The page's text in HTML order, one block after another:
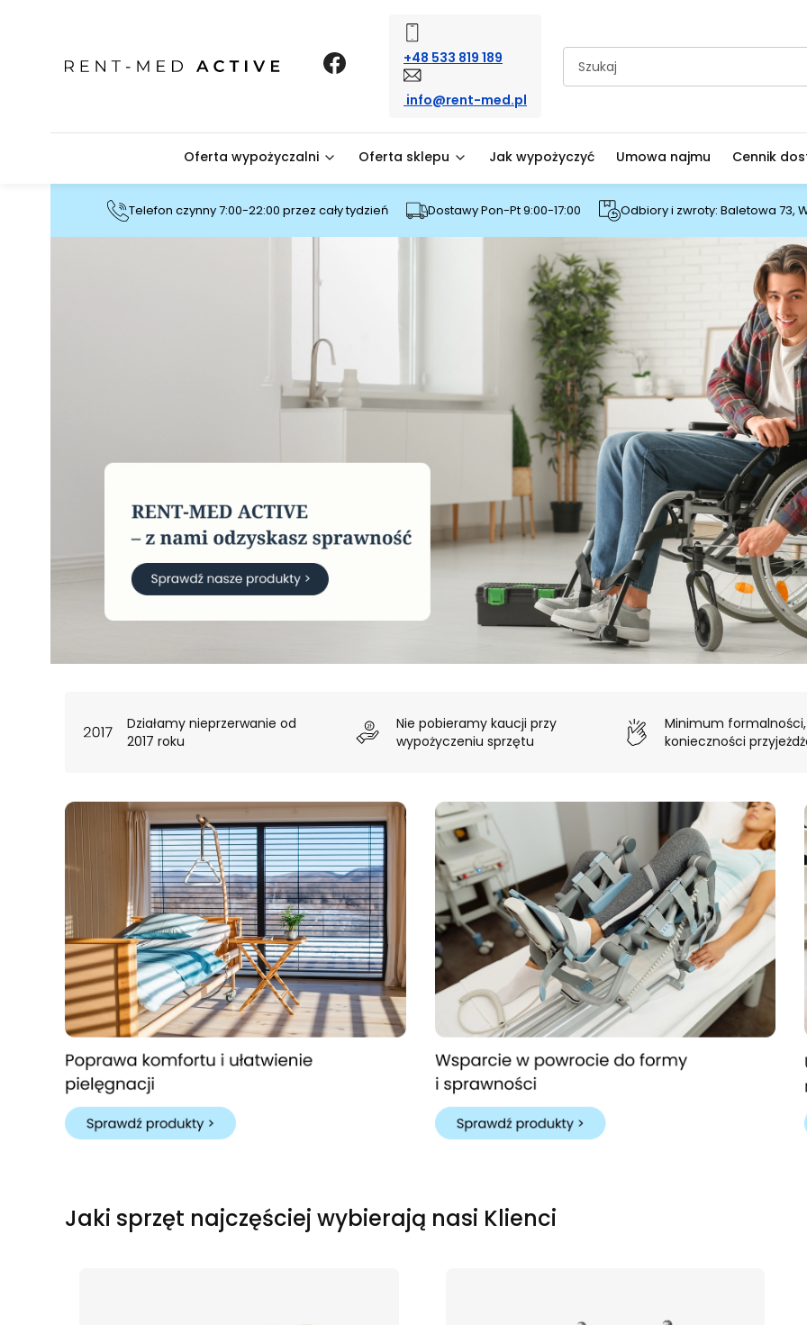
+48 533 819 189
info@rent-med.pl
Oferta wypożyczalni Oferta sklepu Jak wypożyczyć Umowa najmu Cennik
Telefon czynny 7:00-22:00 przez cały tydzień Dostawy Pon-Pt 9:00-17:00 Odbiory i zwroty: Baletowa 73,
Działamy nieprzerwanie od
2017 roku
Nie pobieramy kaucji przy
wypożyczeniu sprzętu
Minimum
konieczności
Jaki sprzęt najczęściej wybierają nasi Klienci